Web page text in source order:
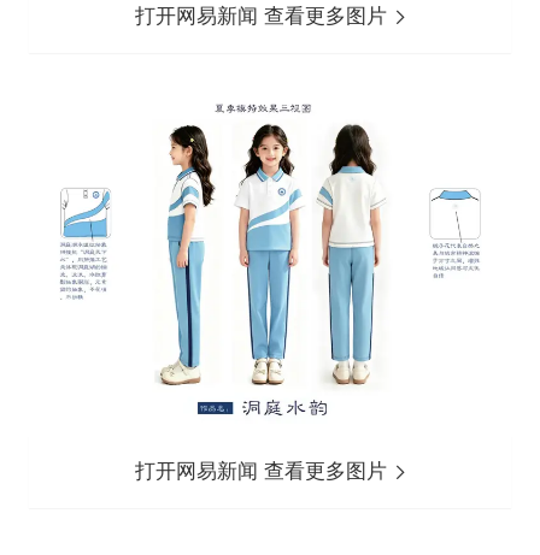
打开网易新闻 查看更多图片
打开网易新闻 查看更多图片